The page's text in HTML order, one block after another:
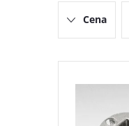
e
n
Cena
V